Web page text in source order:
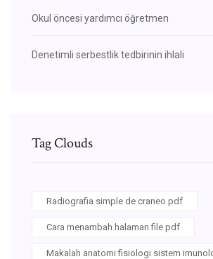
Okul öncesi yardımcı öğretmen
Denetimli serbestlik tedbirinin ihlali
Tag Clouds
Radiografia simple de craneo pdf
Cara menambah halaman file pdf
Makalah anatomi fisiologi sistem